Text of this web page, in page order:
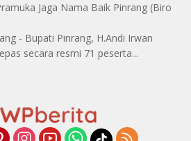
Jaga Nama Baik Pinrang (Biro
- Bupati Pinrang, H.Andi Irwan
secara resmi 71 peserta...